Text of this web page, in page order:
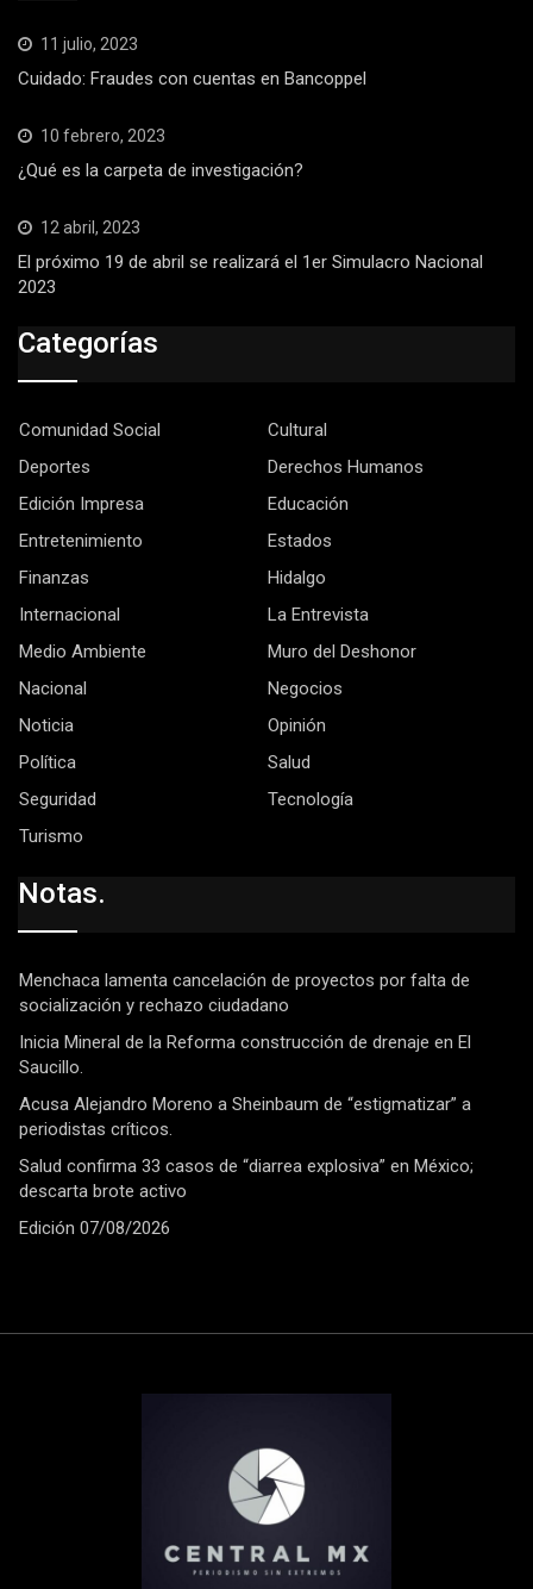
11 julio, 2023
Cuidado: Fraudes con cuentas en Bancoppel
10 febrero, 2023
¿Qué es la carpeta de investigación?
12 abril, 2023
El próximo 19 de abril se realizará el 1er Simulacro Nacional
2023
Categorías
Comunidad Social
Cultural
Deportes
Derechos Humanos
Edición Impresa
Educación
Entretenimiento
Estados
Finanzas
Hidalgo
Internacional
La Entrevista
Medio Ambiente
Muro del Deshonor
Nacional
Negocios
Noticia
Opinión
Política
Salud
Seguridad
Tecnología
Turismo
Notas.
Menchaca lamenta cancelación de proyectos por falta de
socialización y rechazo ciudadano
Inicia Mineral de la Reforma construcción de drenaje en El
Saucillo.
Acusa Alejandro Moreno a Sheinbaum de “estigmatizar” a
periodistas críticos.
Salud confirma 33 casos de “diarrea explosiva” en México;
descarta brote activo
Edición 07/08/2026